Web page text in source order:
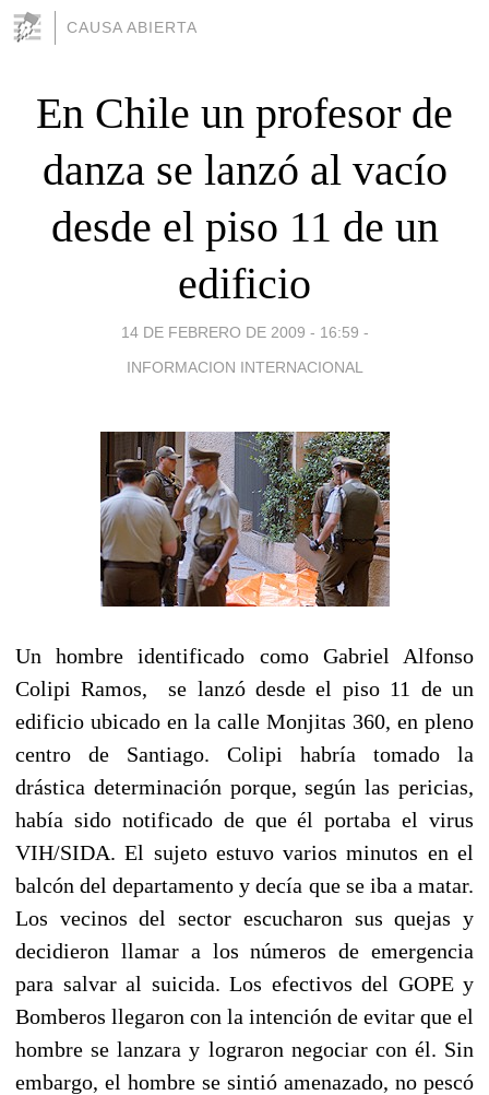
CAUSA ABIERTA
En Chile un profesor de
danza se lanzó al vacío
desde el piso 11 de un
edificio
14 DE FEBRERO DE 2009 - 16:59 -
INFORMACION INTERNACIONAL
Un hombre identificado como Gabriel Alfonso
Colipi Ramos, se lanzó desde el piso 11 de un
edificio ubicado en la calle Monjitas 360, en pleno
centro de Santiago. Colipi habría tomado la
drástica determinación porque, según las pericias,
había sido notificado de que él portaba el virus
VIH/SIDA. El sujeto estuvo varios minutos en el
balcón del departamento y decía que se iba a matar.
Los vecinos del sector escucharon sus quejas y
decidieron llamar a los números de emergencia
para salvar al suicida. Los efectivos del GOPE y
Bomberos llegaron con la intención de evitar que el
hombre se lanzara y lograron negociar con él. Sin
embargo, el hombre se sintió amenazado, no pescó